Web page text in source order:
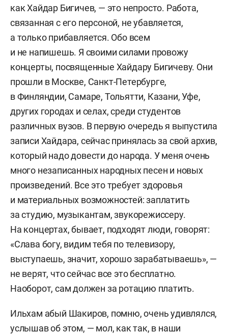
как Хайдар Бигичев, — это непросто. Работа,
связанная с его персоной, не убавляется,
а только прибавляется. Обо всем
и не напишешь. Я своими силами провожу
концерты, посвященные Хайдару Бигичеву. Они
прошли в Москве, Санкт-Петербурге,
в Финляндии, Самаре, Тольятти, Казани, Уфе,
других городах и селах, среди студентов
различных вузов. В первую очередь я выпустила
записи Хайдара, сейчас принялась за свой архив,
который надо довести до народа. У меня очень
много незаписанных народных песен и новых
произведений. Все это требует здоровья
и материальных возможностей: заплатить
за студию, музыкантам, звукорежиссеру.
На концертах, бывает, подходят люди, говорят:
«Слава богу, видим тебя по телевизору,
выступаешь, значит, хорошо зарабатываешь», —
не верят, что сейчас все это бесплатно.
Наоборот, сам должен за ротацию платить.
Ильхам абый Шакиров, помню, очень удивлялся,
услышав об этом, — мол, как так, в наши